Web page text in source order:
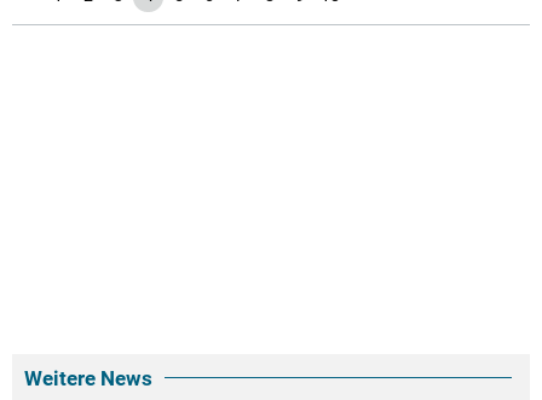
Weitere News